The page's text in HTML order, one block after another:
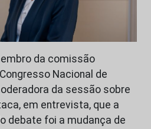
da comissão
Nacional de
da sessão sobre
em entrevista, que a
debate foi a mudança de